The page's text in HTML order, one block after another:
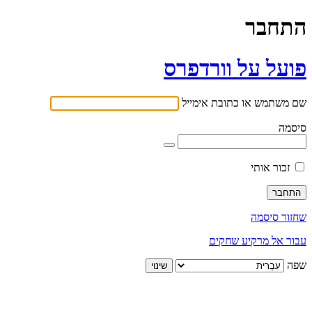
התחבר
פועל על וורדפרס
שם משתמש או כתובת אימייל
סיסמה
זכור אותי
שחזור סיסמה
עבור אל מרקיע שחקים
שפה